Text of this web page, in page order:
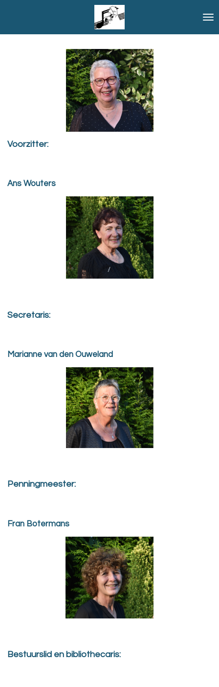
Voorzitter:
Ans Wouters
Secretaris:
Marianne van den Ouweland
Penningmeester:
Fran Botermans
Bestuurslid en bibliothecaris: